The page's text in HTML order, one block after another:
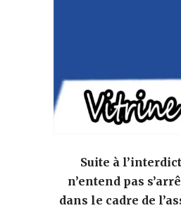
Suite à
n’entend pas
dans le cadre de